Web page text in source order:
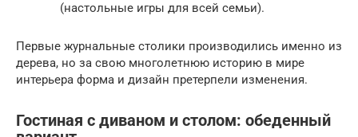
(настольные игры для всей семьи).
Первые журнальные столики производились именно из
дерева, но за свою многолетнюю историю в мире
интерьера форма и дизайн претерпели изменения.
Гостиная с диваном и столом: обеденный